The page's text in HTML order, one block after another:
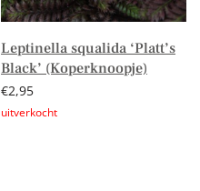
Leptinella squalida ‘Platt’s
Black’ (Koperknoopje)
€2,95